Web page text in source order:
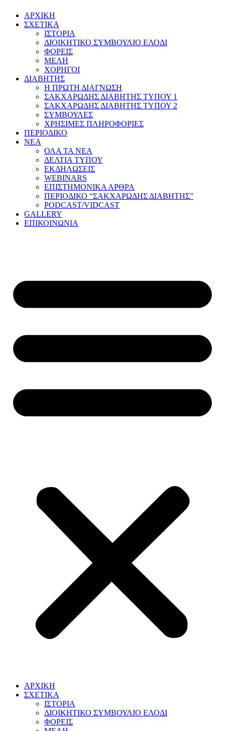
ΑΡΧΙΚΗ
ΣΧΕΤΙΚΑ
ΙΣΤΟΡΙΑ
ΔΙΟΙΚΗΤΙΚΟ ΣΥΜΒΟΥΛΙΟ ΕΛΟΔΙ
ΦΟΡΕΙΣ
ΜΕΛΗ
ΧΟΡΗΓΟΙ
ΔΙΑΒΗΤΗΣ
Η ΠΡΩΤΗ ΔΙΑΓΝΩΣΗ
ΣΑΚΧΑΡΩΔΗΣ ΔΙΑΒΗΤΗΣ ΤΥΠΟΥ 1
ΣΑΚΧΑΡΩΔΗΣ ΔΙΑΒΗΤΗΣ ΤΥΠΟΥ 2
ΣΥΜΒΟΥΛΕΣ
ΧΡΗΣΙΜΕΣ ΠΛΗΡΟΦΟΡΙΕΣ
ΠΕΡΙΟΔΙΚΟ
ΝΕΑ
ΟΛΑ ΤΑ ΝΕΑ
ΔΕΛΤΙΑ ΤΥΠΟΥ
ΕΚΔΗΛΩΣΕΙΣ
WEBINARS
ΕΠΙΣΤΗΜΟΝΙΚΑ ΑΡΘΡΑ
ΠΕΡΙΟΔΙΚΟ “ΣΑΚΧΑΡΩΔΗΣ ΔΙΑΒΗΤΗΣ”
PODCAST/VIDCAST
GALLERY
ΕΠΙΚΟΙΝΩΝΙΑ
ΑΡΧΙΚΗ
ΣΧΕΤΙΚΑ
ΙΣΤΟΡΙΑ
ΔΙΟΙΚΗΤΙΚΟ ΣΥΜΒΟΥΛΙΟ ΕΛΟΔΙ
ΦΟΡΕΙΣ